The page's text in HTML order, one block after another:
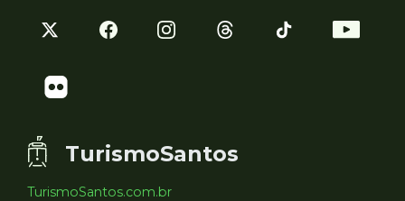
TurismoSantos
TurismoSantos.com.br